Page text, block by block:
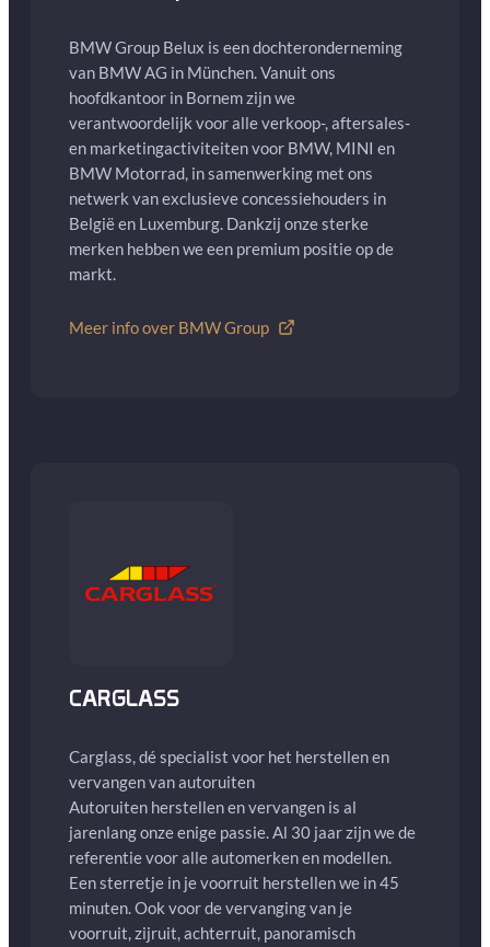
BMW Group Belux is een dochteronderneming
van BMW AG in München. Vanuit ons
hoofdkantoor in Bornem zijn we
verantwoordelijk voor alle verkoop-, aftersales-
en marketingactiviteiten voor BMW, MINI en
BMW Motorrad, in samenwerking met ons
netwerk van exclusieve concessiehouders in
België en Luxemburg. Dankzij onze sterke
merken hebben we een premium positie op de
markt.
Meer info over BMW Group
CARGLASS
Carglass, dé specialist voor het herstellen en
vervangen van autoruiten
Autoruiten herstellen en vervangen is al
jarenlang onze enige passie. Al 30 jaar zijn we de
referentie voor alle automerken en modellen.
Een sterretje in je voorruit herstellen we in 45
minuten. Ook voor de vervanging van je
voorruit, zijruit, achterruit, panoramisch